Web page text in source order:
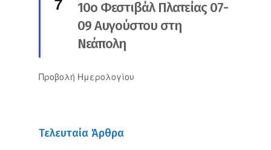
10ο Φεστιβάλ Πλατείας 07-
09 Αυγούστου στη
Νεάπολη
Προβολή Ημερολογίου
Τελευταία Άρθρα